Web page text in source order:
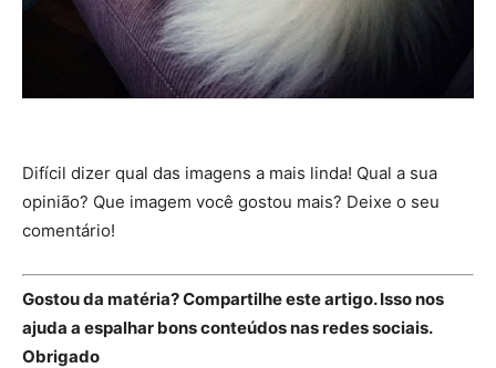
Difícil dizer qual das imagens a mais linda! Qual a sua
opinião? Que imagem você gostou mais? Deixe o seu
comentário!
Gostou da matéria? Compartilhe este artigo. Isso nos
ajuda a espalhar bons conteúdos nas redes sociais.
Obrigado